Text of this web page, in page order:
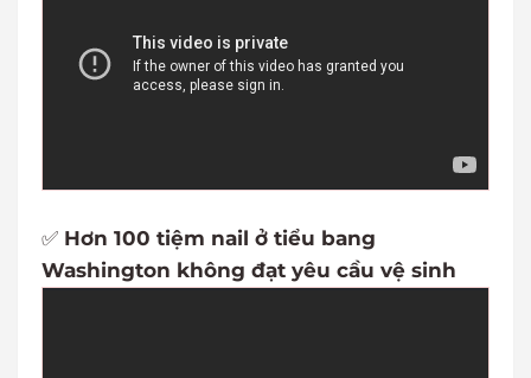
✅ Hơn 100 tiệm nail ở tiểu bang
Washington không đạt yêu cầu vệ sinh